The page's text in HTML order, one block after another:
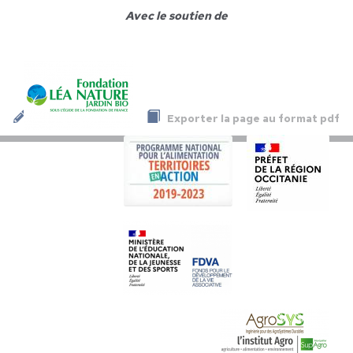
Exporter la page au format pdf
Avec le soutien de